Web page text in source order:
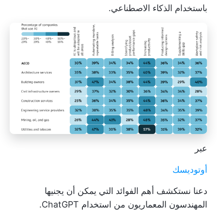
باستخدام الذكاء الاصطناعي.
عبر
أوتوديسك
دعنا نستكشف أهم الفوائد التي يمكن أن يجنيها
المهندسون المعماريون من استخدام ChatGPT.